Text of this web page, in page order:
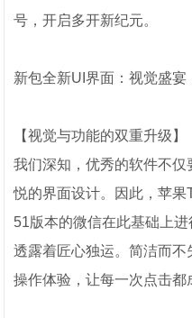
号，开启多开新纪元。
新包全新UI界面：视觉盛宴
【视觉与功能的双重升级】
我们深知，优秀的软件不
悦的界面设计。因此，苹
51版本的微信在此基础上
透露着匠心独运。简洁而
操作体验，让每一次点击都